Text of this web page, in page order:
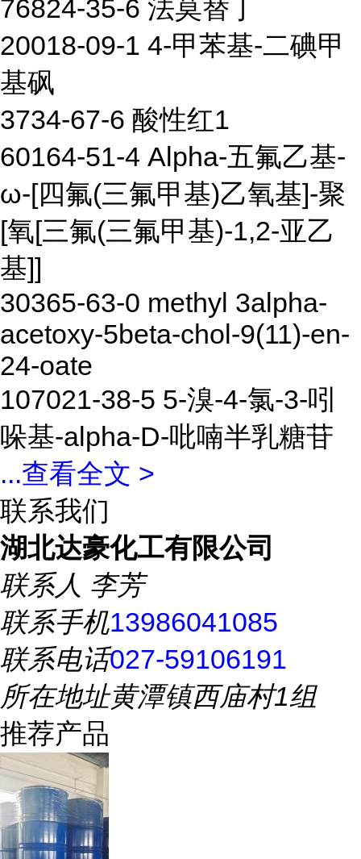
76824-35-6 法莫替丁
20018-09-1 4-甲苯基-二碘甲
基砜
3734-67-6 酸性红1
60164-51-4 Alpha-五氟乙基-
ω-[四氟(三氟甲基)乙氧基]-聚
[氧[三氟(三氟甲基)-1,2-亚乙
基]]
30365-63-0 methyl 3alpha-
acetoxy-5beta-chol-9(11)-en-
24-oate
107021-38-5 5-溴-4-氯-3-吲
哚基-alpha-D-吡喃半乳糖苷
...查看全文 >
联系我们
湖北达豪化工有限公司
联系人 李芳
联系手机13986041085
联系电话027-59106191
所在地址黄潭镇西庙村1组
推荐产品